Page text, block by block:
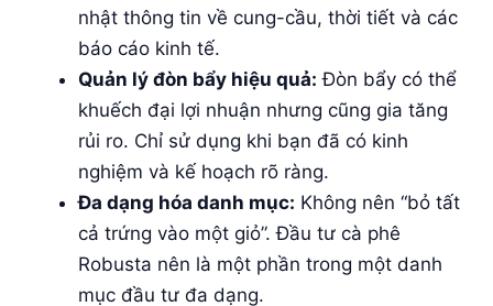
nhật thông tin về cung-cầu, thời tiết và các
báo cáo kinh tế.
Quản lý đòn bẩy hiệu quả: Đòn bẩy có thể
khuếch đại lợi nhuận nhưng cũng gia tăng
rủi ro. Chỉ sử dụng khi bạn đã có kinh
nghiệm và kế hoạch rõ ràng.
Đa dạng hóa danh mục: Không nên “bỏ tất
cả trứng vào một giỏ”. Đầu tư cà phê
Robusta nên là một phần trong một danh
mục đầu tư đa dạng.